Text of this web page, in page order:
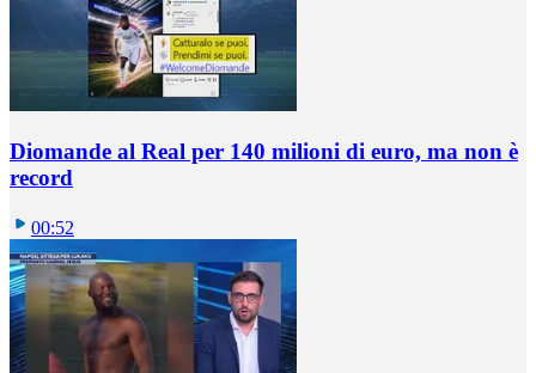
Diomande al Real per 140 milioni di euro, ma non è
record
00:52